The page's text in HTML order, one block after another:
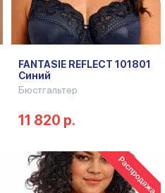
FANTASIE REFLECT 101801
Синий
Бюстгальтер
11 820 р.